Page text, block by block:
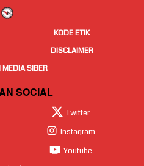
KODE ETIK
DISCLAIMER
SIBER
SOCIAL
Twitter
Instagram
Youtube